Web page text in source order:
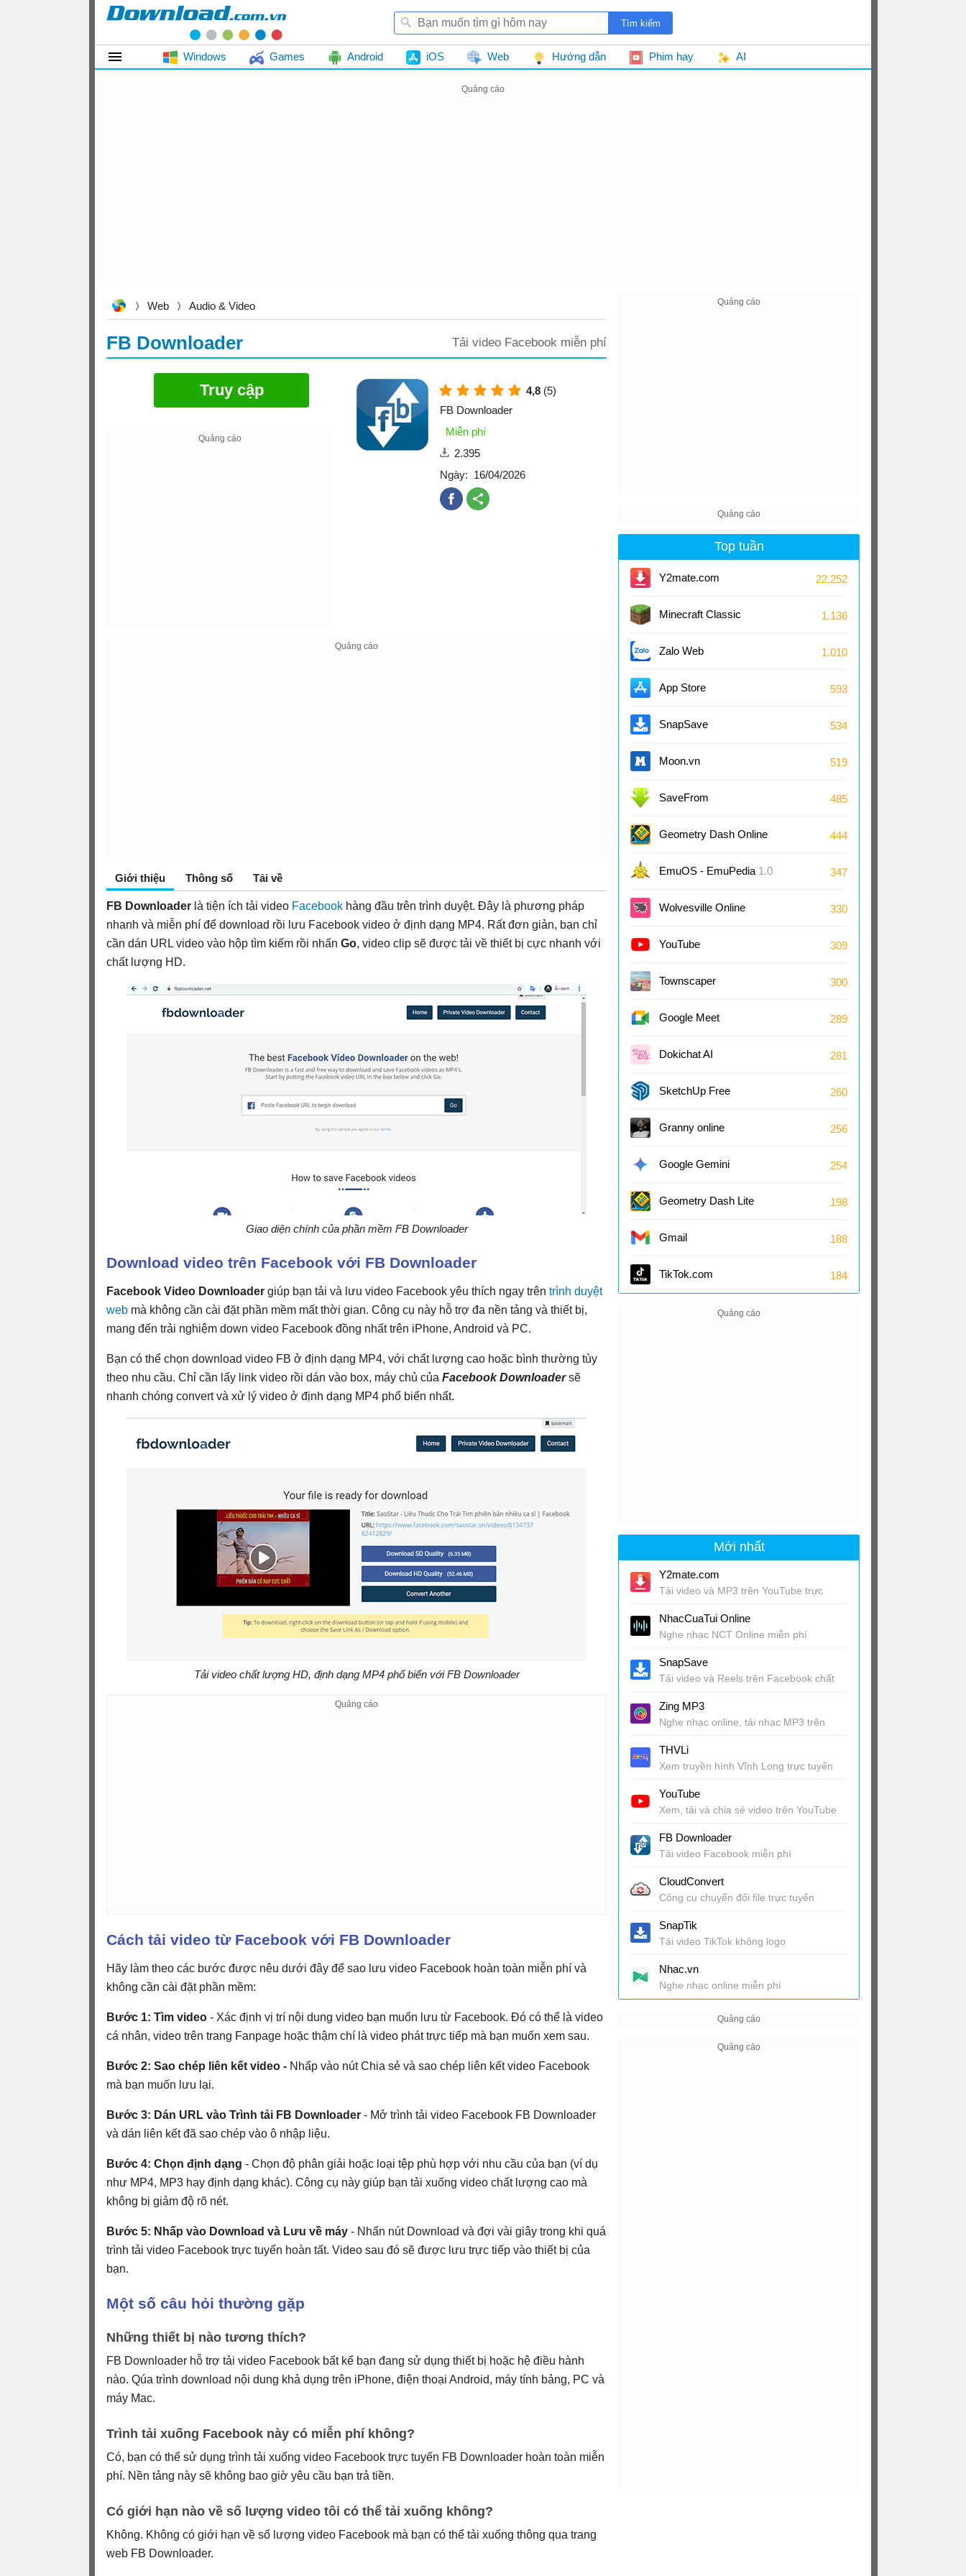
Windows Games Android iOS Web Hướng dẫn Phim hay AI
Web Audio & Video
FB Downloader Tải video Facebook miễn phí
Truy cập 4,8 (5)
FB Downloader
Miễn phí
2.395
Ngày: 16/04/2026
Giới thiệu Thông số Tải về
FB Downloader là tiện ích tải video Facebook hàng đầu trên trình duyệt. Đây là phương pháp
nhanh và miễn phí để download rồi lưu Facebook video ở định dạng MP4. Rất đơn giản, bạn chỉ
cần dán URL video vào hộp tìm kiếm rồi nhấn Go, video clip sẽ được tải về thiết bị cực nhanh với
chất lượng HD.
Giao diện chính của phần mềm FB Downloader
Download video trên Facebook với FB Downloader
Facebook Video Downloader giúp bạn tải và lưu video Facebook yêu thích ngay trên trình duyệt
web mà không cần cài đặt phần mềm mất thời gian. Công cụ này hỗ trợ đa nền tảng và thiết bị,
mang đến trải nghiệm down video Facebook đồng nhất trên iPhone, Android và PC.
Bạn có thể chọn download video FB ở định dạng MP4, với chất lượng cao hoặc bình thường tùy
theo nhu cầu. Chỉ cần lấy link video rồi dán vào box, máy chủ của Facebook Downloader sẽ
nhanh chóng convert và xử lý video ở định dạng MP4 phổ biến nhất.
Tải video chất lượng HD, định dạng MP4 phổ biến với FB Downloader
Cách tải video từ Facebook với FB Downloader
Hãy làm theo các bước được nêu dưới đây để sao lưu video Facebook hoàn toàn miễn phí và
không cần cài đặt phần mềm:
Bước 1: Tìm video - Xác định vị trí nội dung video bạn muốn lưu từ Facebook. Đó có thể là video
cá nhân, video trên trang Fanpage hoặc thậm chí là video phát trực tiếp mà bạn muốn xem sau.
Bước 2: Sao chép liên kết video - Nhấp vào nút Chia sẻ và sao chép liên kết video Facebook
mà bạn muốn lưu lại.
Bước 3: Dán URL vào Trình tải FB Downloader - Mở trình tải video Facebook FB Downloader
và dán liên kết đã sao chép vào ô nhập liệu.
Bước 4: Chọn định dạng - Chọn độ phân giải hoặc loại tệp phù hợp với nhu cầu của bạn (ví dụ
như MP4, MP3 hay định dạng khác). Công cụ này giúp bạn tải xuống video chất lượng cao mà
không bị giảm độ rõ nét.
Bước 5: Nhấp vào Download và Lưu về máy - Nhấn nút Download và đợi vài giây trong khi quá
trình tải video Facebook trực tuyến hoàn tất. Video sau đó sẽ được lưu trực tiếp vào thiết bị của
bạn.
Một số câu hỏi thường gặp
Những thiết bị nào tương thích?
FB Downloader hỗ trợ tải video Facebook bất kể bạn đang sử dụng thiết bị hoặc hệ điều hành
nào. Qúa trình download nội dung khả dụng trên iPhone, điện thoại Android, máy tính bảng, PC và
máy Mac.
Trình tải xuống Facebook này có miễn phí không?
Có, bạn có thể sử dụng trình tải xuống video Facebook trực tuyến FB Downloader hoàn toàn miễn
phí. Nền tảng này sẽ không bao giờ yêu cầu bạn trả tiền.
Có giới hạn nào về số lượng video tôi có thể tải xuống không?
Không. Không có giới hạn về số lượng video Facebook mà bạn có thể tải xuống thông qua trang
web FB Downloader.
Top tuần
Y2mate.com 22.252
Minecraft Classic 1.136
Zalo Web 1.010
App Store 593
SnapSave 534
Moon.vn 519
SaveFrom 485
Geometry Dash Online 444
EmuOS - EmuPedia 1.0 347
Wolvesville Online 330
YouTube 309
Townscaper 300
Google Meet 289
Dokichat AI 281
SketchUp Free 260
Granny online 256
Google Gemini 254
Geometry Dash Lite 198
Gmail 188
TikTok.com 184
Mới nhất
Y2mate.com
Tải video và MP3 trên YouTube trực
NhacCuaTui Online
Nghe nhạc NCT Online miễn phí
SnapSave
Tải video và Reels trên Facebook chất
Zing MP3
Nghe nhạc online, tải nhạc MP3 trên
THVLi
Xem truyền hình Vĩnh Long trực tuyến
YouTube
Xem, tải và chia sẻ video trên YouTube
FB Downloader
Tải video Facebook miễn phí
CloudConvert
Công cụ chuyển đổi file trực tuyến
SnapTik
Tải video TikTok không logo
Nhac.vn
Nghe nhạc online miễn phí